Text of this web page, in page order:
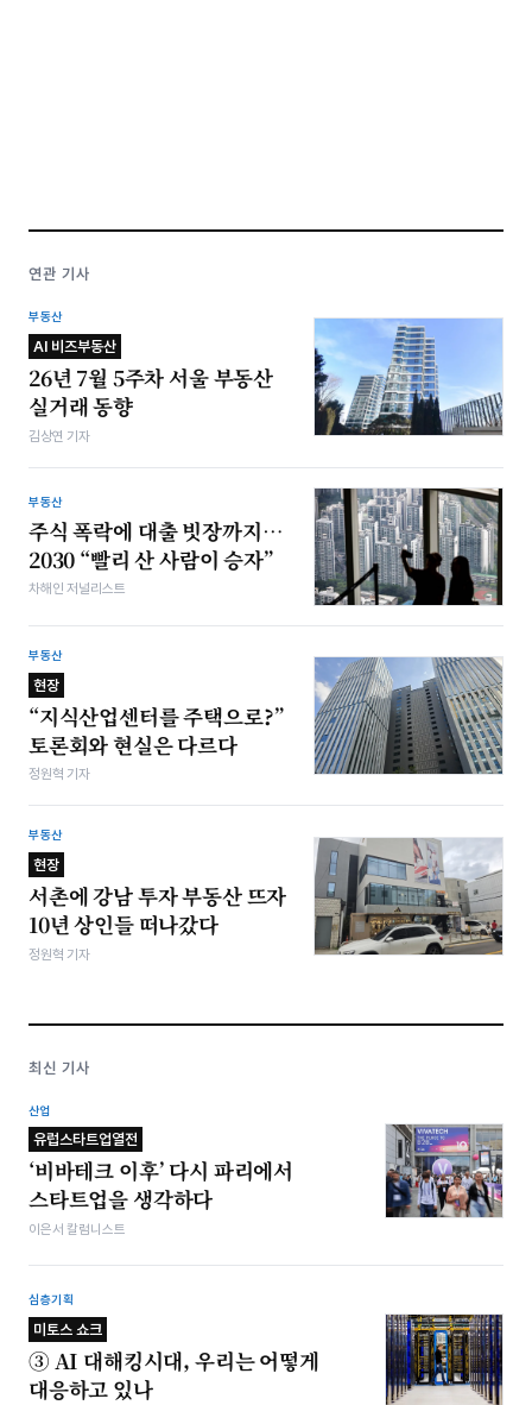
연관 기사
부동산
AI 비즈부동산
26년 7월 5주차 서울 부동산
실거래 동향
김상연 기자
부동산
주식 폭락에 대출 빗장까지…
2030 “빨리 산 사람이 승자”
차해인 저널리스트
부동산
현장
“지식산업센터를 주택으로?”
토론회와 현실은 다르다
정원혁 기자
부동산
현장
서촌에 강남 투자 부동산 뜨자
10년 상인들 떠나갔다
정원혁 기자
최신 기사
산업
유럽스타트업열전
‘비바테크 이후’ 다시 파리에서
스타트업을 생각하다
이은서 칼럼니스트
심층기획
미토스 쇼크
③ AI 대해킹시대, 우리는 어떻게
대응하고 있나